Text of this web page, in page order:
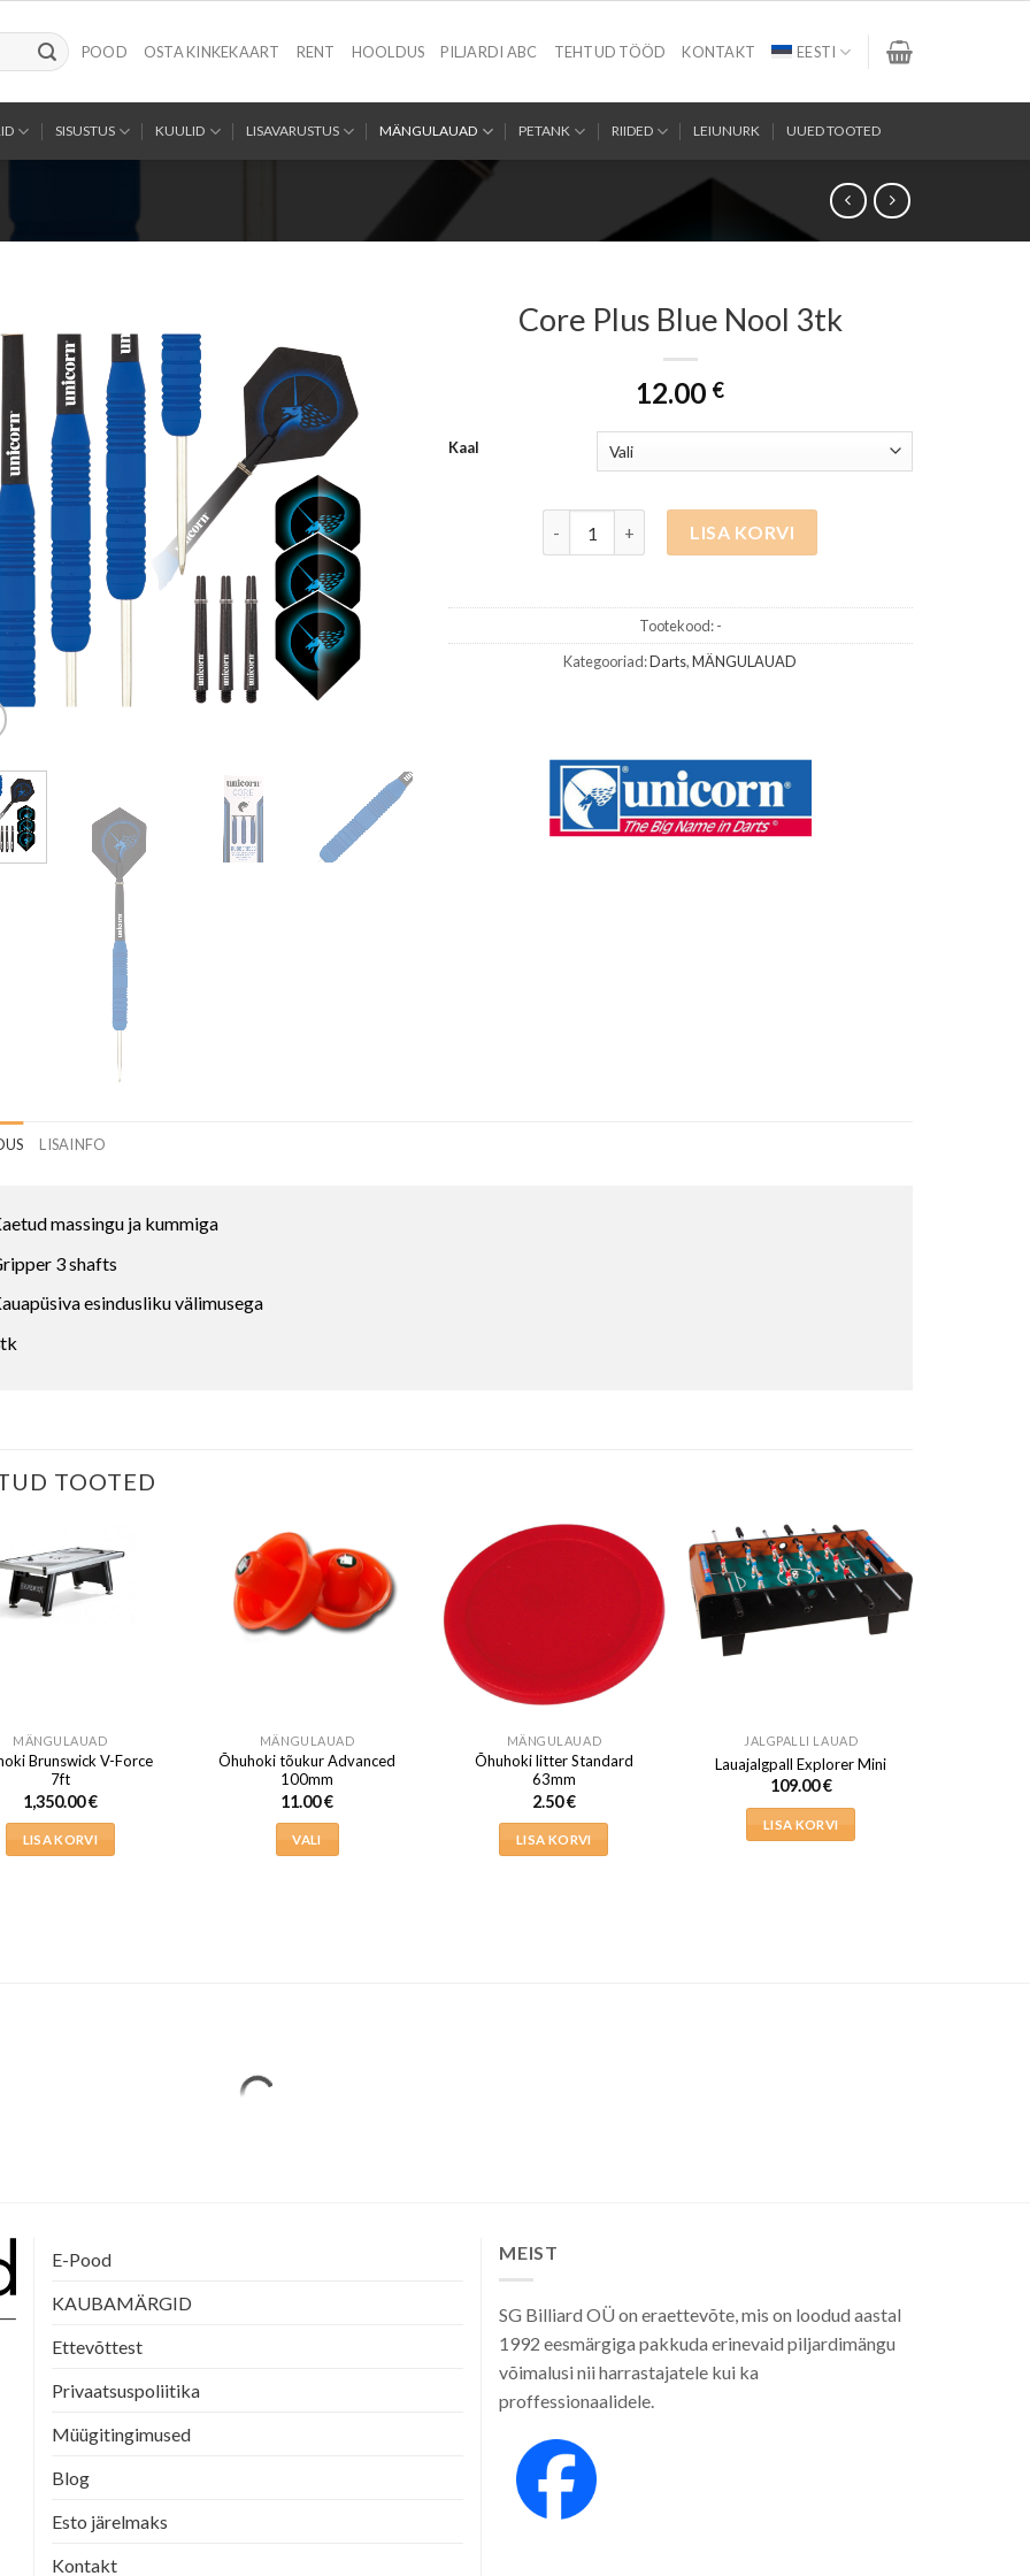
POOD OSTA KINKEKAART RENT HOOLDUS PILJARDI ABC TEHTUD TÖÖD KONTAKT EESTI
SISUSTUS KUULID LISAVARUSTUS MÄNGULAUAD PETANK RIIDED LEIUNURK UUED TOOTED
Core Plus Blue Nool 3tk
12.00 €
Kaal
LISA KORVI
Tootekood:-
Kategooriad:Darts,MÄNGULAUAD
LISAINFO
massingu ja kummiga
3 shafts
esindusliku välimusega
TOOTED
MÄNGULAUAD
Brunswick V-Force
7ft
1,350.00€
LISA KORVI
MÄNGULAUAD
Õhuhoki tõukur Advanced
100mm
11.00€
VALI
MÄNGULAUAD
Õhuhoki litter Standard
63mm
2.50€
LISA KORVI
JALGPALLI LAUAD
Lauajalgpall Explorer Mini
109.00€
LISA KORVI
E-Pood
KAUBAMÄRGID
Ettevõttest
Privaatsuspoliitika
Müügitingimused
Blog
Esto järelmaks
Kontakt
MEIST
SG Billiard OÜ on eraettevõte, mis on loodud aastal
1992 eesmärgiga pakkuda erinevaid piljardimängu
võimalusi nii harrastajatele kui ka
proffessionaalidele.